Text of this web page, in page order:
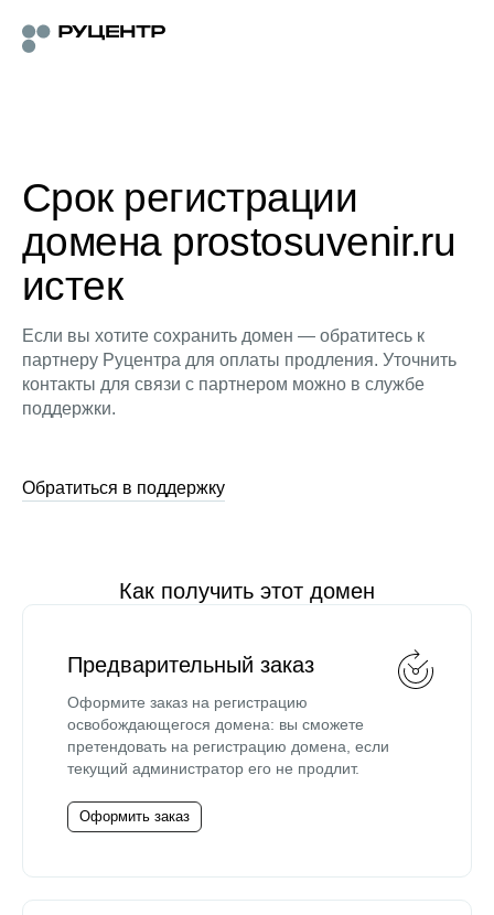
Срок регистрации
домена prostosuvenir.ru
истек
Если вы хотите сохранить домен — обратитесь к
партнеру Руцентра для оплаты продления. Уточнить
контакты для связи с партнером можно в службе
поддержки.
Обратиться в поддержку
Как получить этот домен
Предварительный заказ
Оформите заказ на регистрацию
освобождающегося домена: вы сможете
претендовать на регистрацию домена, если
текущий администратор его не продлит.
Оформить заказ